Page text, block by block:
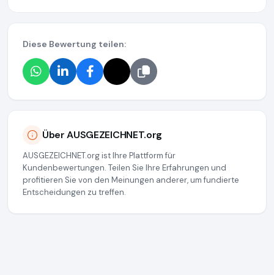
Diese Bewertung teilen:
Über AUSGEZEICHNET.org
AUSGEZEICHNET.org ist Ihre Plattform für
Kundenbewertungen. Teilen Sie Ihre Erfahrungen und
profitieren Sie von den Meinungen anderer, um fundierte
Entscheidungen zu treffen.